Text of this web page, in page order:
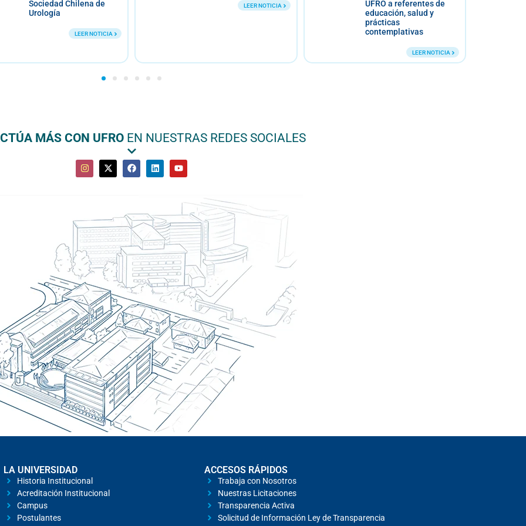
LEER NOTICIA
UFRO a referentes de
educación, salud y
Humana
MÁS CON UFRO EN NUESTRAS REDES SOCIALES
LA UNIVERSIDAD
Historia Institucional
Acreditación Institucional
Campus
Postulantes
ACCESOS RÁPIDOS
Trabaja con Nosotros
Nuestras Licitaciones
Transparencia Activa
Solicitud de Información Ley de Transparencia